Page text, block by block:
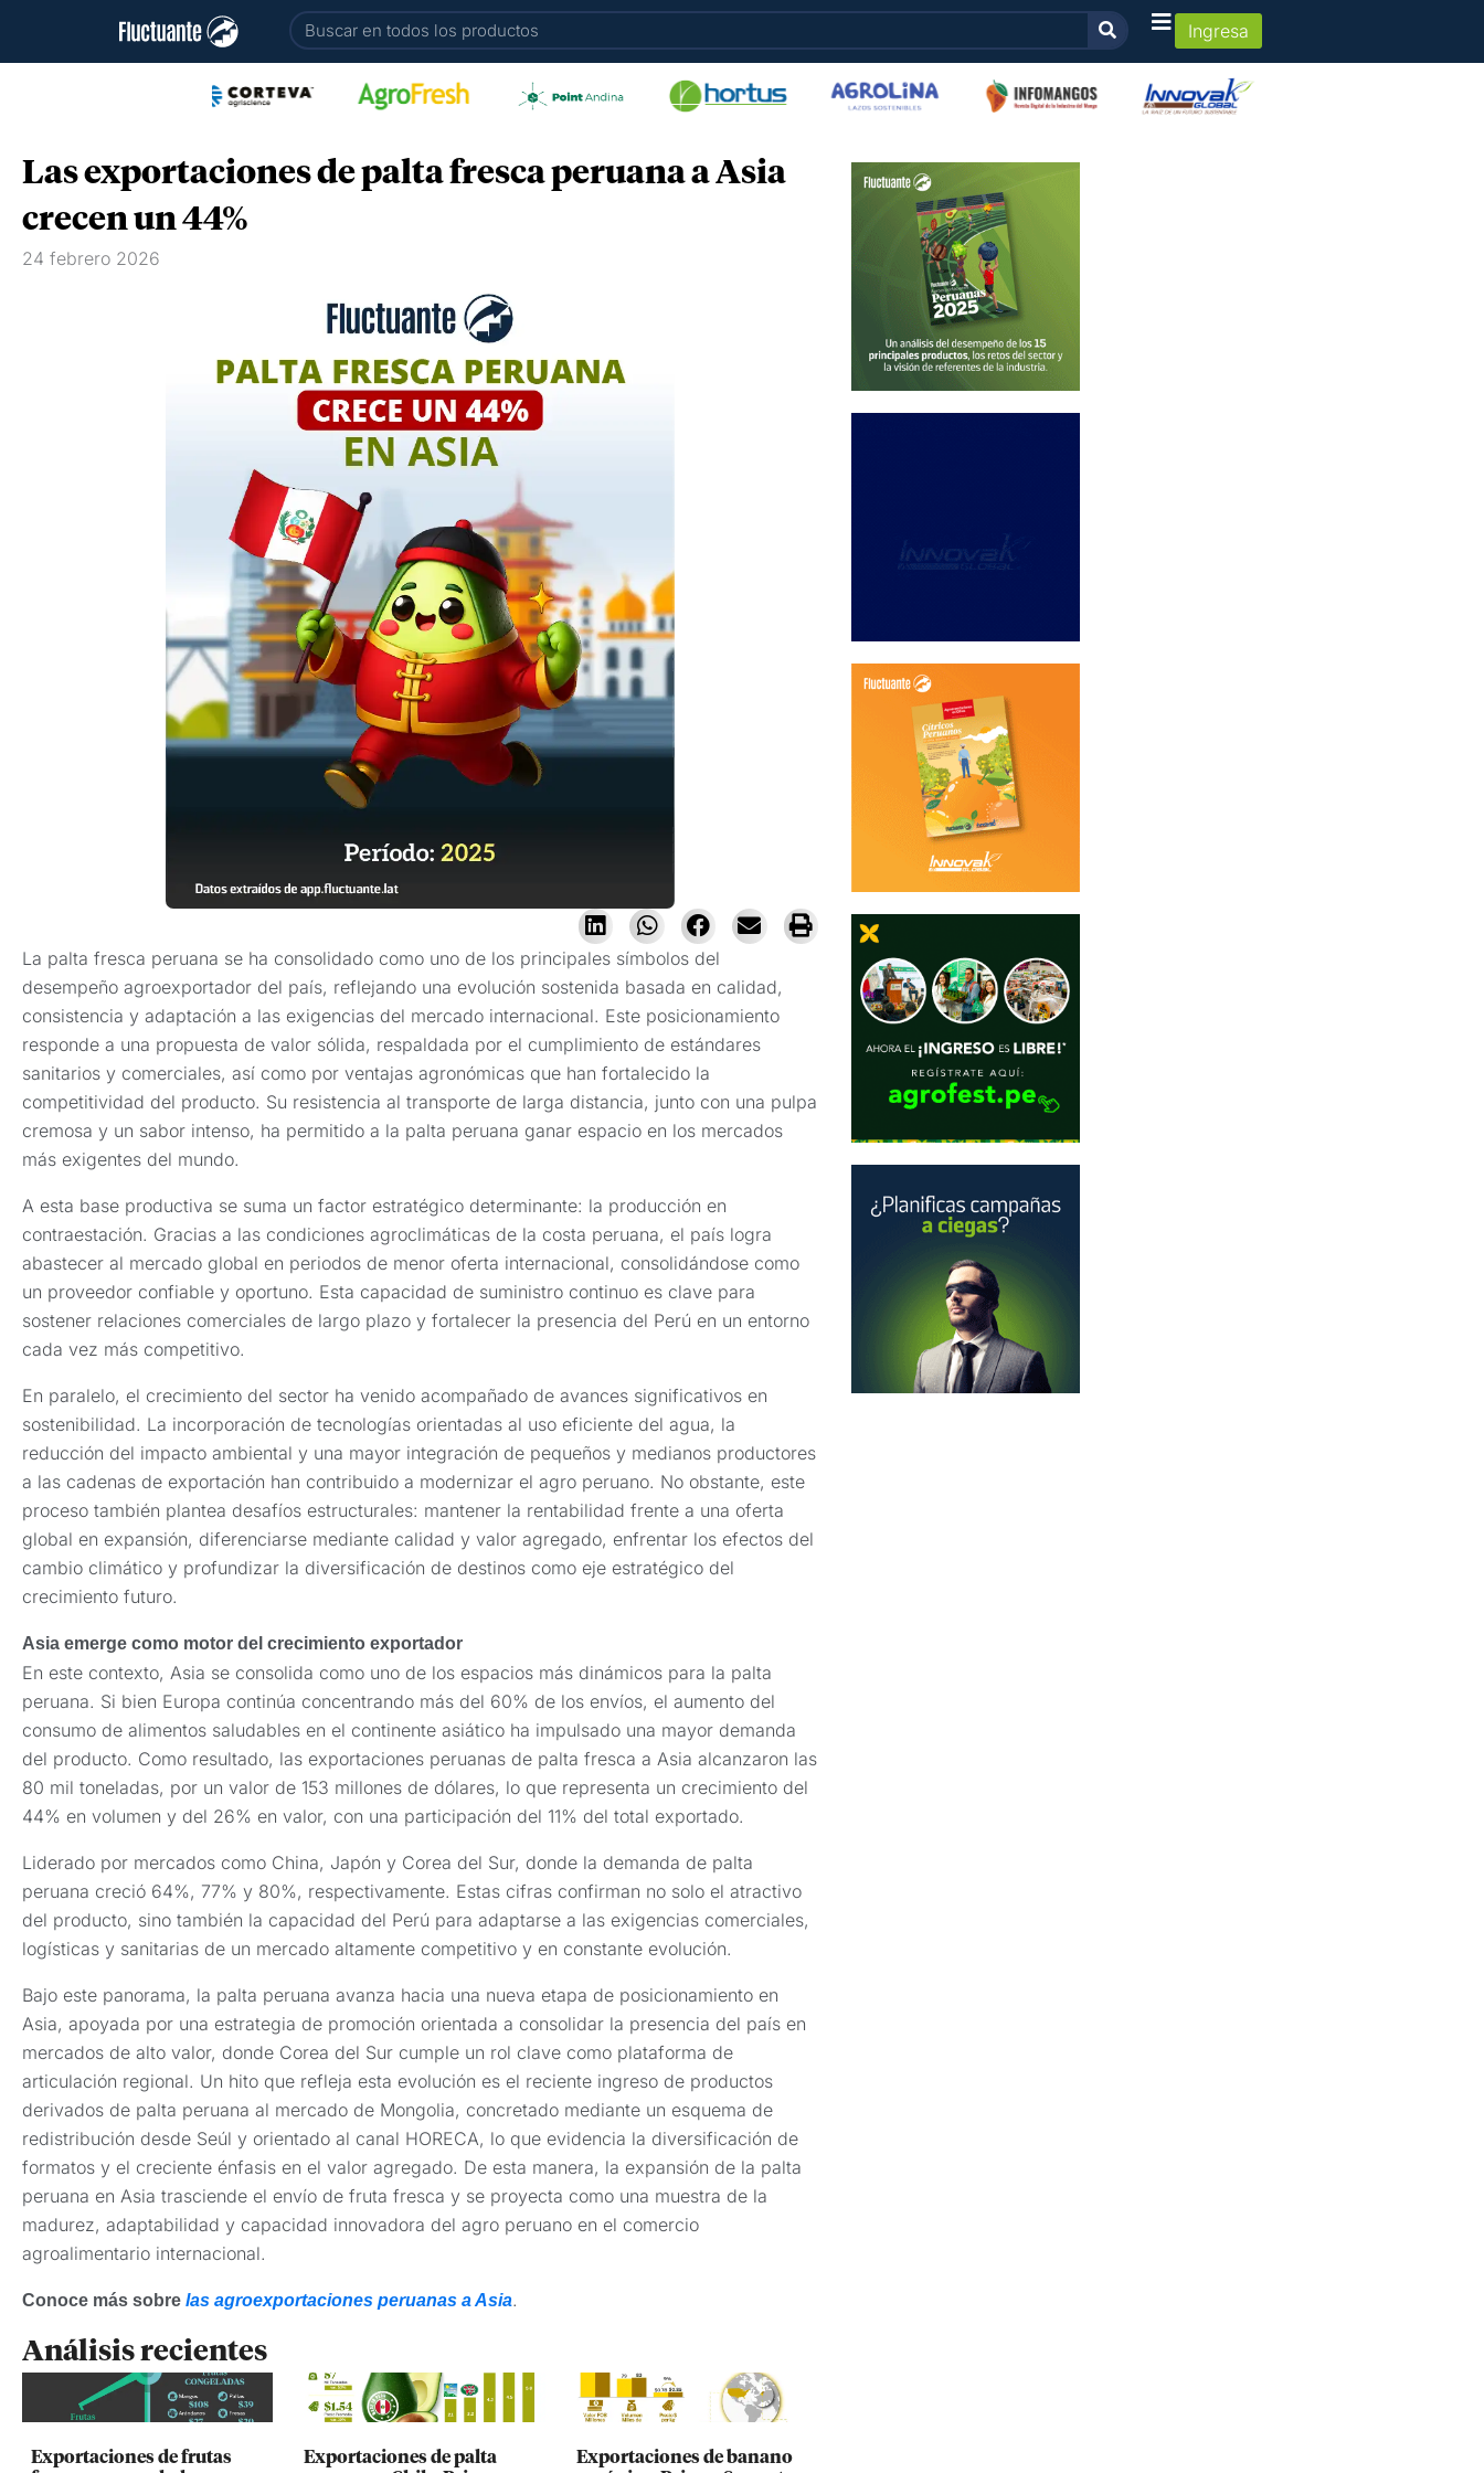
Buscar Ingresa
Las exportaciones de palta fresca peruana a Asia
crecen un 44%
24 febrero 2026
La palta fresca peruana se ha consolidado como uno de los principales símbolos del
desempeño agroexportador del país, reflejando una evolución sostenida basada en calidad,
consistencia y adaptación a las exigencias del mercado internacional. Este posicionamiento
responde a una propuesta de valor sólida, respaldada por el cumplimiento de estándares
sanitarios y comerciales, así como por ventajas agronómicas que han fortalecido la
competitividad del producto. Su resistencia al transporte de larga distancia, junto con una pulpa
cremosa y un sabor intenso, ha permitido a la palta peruana ganar espacio en los mercados
más exigentes del mundo.
A esta base productiva se suma un factor estratégico determinante: la producción en
contraestación. Gracias a las condiciones agroclimáticas de la costa peruana, el país logra
abastecer al mercado global en periodos de menor oferta internacional, consolidándose como
un proveedor confiable y oportuno. Esta capacidad de suministro continuo es clave para
sostener relaciones comerciales de largo plazo y fortalecer la presencia del Perú en un entorno
cada vez más competitivo.
En paralelo, el crecimiento del sector ha venido acompañado de avances significativos en
sostenibilidad. La incorporación de tecnologías orientadas al uso eficiente del agua, la
reducción del impacto ambiental y una mayor integración de pequeños y medianos productores
a las cadenas de exportación han contribuido a modernizar el agro peruano. No obstante, este
proceso también plantea desafíos estructurales: mantener la rentabilidad frente a una oferta
global en expansión, diferenciarse mediante calidad y valor agregado, enfrentar los efectos del
cambio climático y profundizar la diversificación de destinos como eje estratégico del
crecimiento futuro.
Asia emerge como motor del crecimiento exportador
En este contexto, Asia se consolida como uno de los espacios más dinámicos para la palta
peruana. Si bien Europa continúa concentrando más del 60% de los envíos, el aumento del
consumo de alimentos saludables en el continente asiático ha impulsado una mayor demanda
del producto. Como resultado, las exportaciones peruanas de palta fresca a Asia alcanzaron las
80 mil toneladas, por un valor de 153 millones de dólares, lo que representa un crecimiento del
44% en volumen y del 26% en valor, con una participación del 11% del total exportado.
Liderado por mercados como China, Japón y Corea del Sur, donde la demanda de palta
peruana creció 64%, 77% y 80%, respectivamente. Estas cifras confirman no solo el atractivo
del producto, sino también la capacidad del Perú para adaptarse a las exigencias comerciales,
logísticas y sanitarias de un mercado altamente competitivo y en constante evolución.
Bajo este panorama, la palta peruana avanza hacia una nueva etapa de posicionamiento en
Asia, apoyada por una estrategia de promoción orientada a consolidar la presencia del país en
mercados de alto valor, donde Corea del Sur cumple un rol clave como plataforma de
articulación regional. Un hito que refleja esta evolución es el reciente ingreso de productos
derivados de palta peruana al mercado de Mongolia, concretado mediante un esquema de
redistribución desde Seúl y orientado al canal HORECA, lo que evidencia la diversificación de
formatos y el creciente énfasis en el valor agregado. De esta manera, la expansión de la palta
peruana en Asia trasciende el envío de fruta fresca y se proyecta como una muestra de la
madurez, adaptabilidad y capacidad innovadora del agro peruano en el comercio
agroalimentario internacional.
Conoce más sobre las agroexportaciones peruanas a Asia.
Análisis recientes
Exportaciones de frutas
Exportaciones de palta
Exportaciones de banano